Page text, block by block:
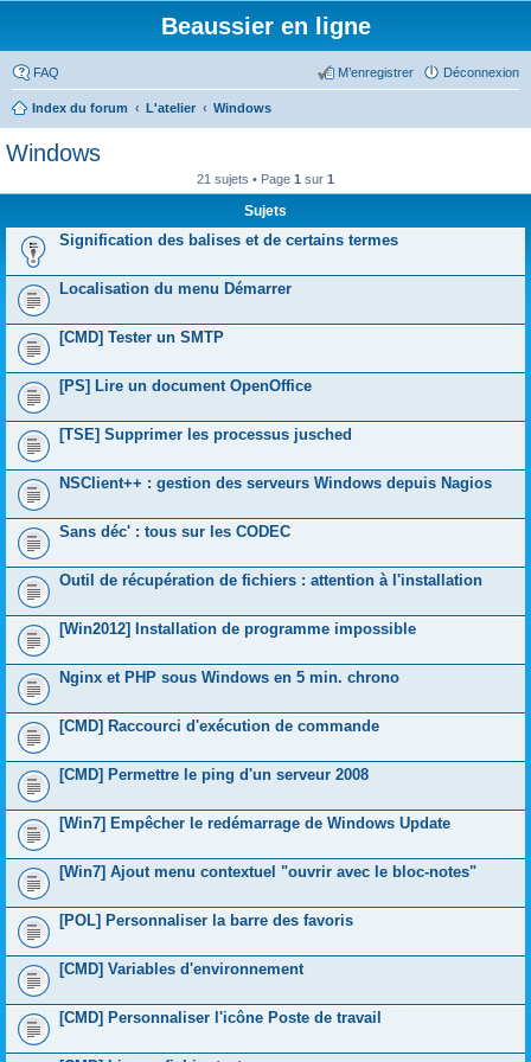
Beaussier en ligne
FAQ Déconnexion
M’enregistrer
Index du forum L'atelier Windows
Windows
21 sujets • Page 1 sur 1
Sujets
Signification des balises et de certains termes
Localisation du menu Démarrer
[CMD] Tester un SMTP
[PS] Lire un document OpenOffice
[TSE] Supprimer les processus jusched
NSClient++ : gestion des serveurs Windows depuis Nagios
Sans déc' : tous sur les CODEC
Outil de récupération de fichiers : attention à l'installation
[Win2012] Installation de programme impossible
Nginx et PHP sous Windows en 5 min. chrono
[CMD] Raccourci d'exécution de commande
[CMD] Permettre le ping d'un serveur 2008
[Win7] Empêcher le redémarrage de Windows Update
[Win7] Ajout menu contextuel "ouvrir avec le bloc-notes"
[POL] Personnaliser la barre des favoris
[CMD] Variables d'environnement
[CMD] Personnaliser l'icône Poste de travail